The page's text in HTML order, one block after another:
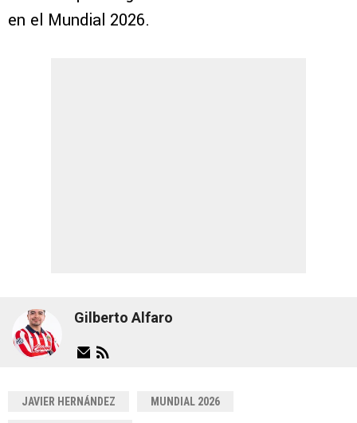
en el Mundial 2026.
Gilberto Alfaro
JAVIER HERNÁNDEZ MUNDIAL 2026